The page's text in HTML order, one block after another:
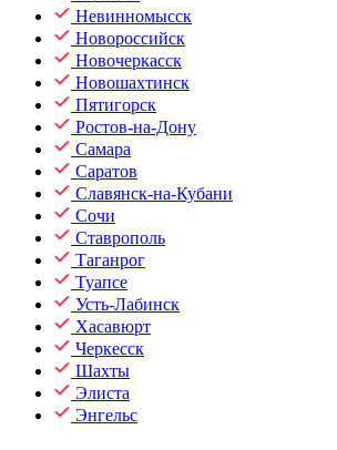
Невинномысск
Новороссийск
Новочеркасск
Новошахтинск
Пятигорск
Ростов-на-Дону
Самара
Саратов
Славянск-на-Кубани
Сочи
Ставрополь
Таганрог
Туапсе
Усть-Лабинск
Хасавюрт
Черкесск
Шахты
Элиста
Энгельс